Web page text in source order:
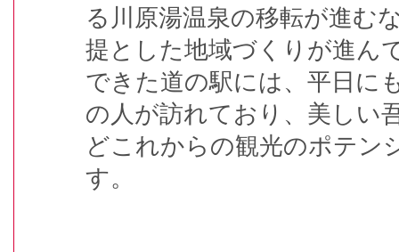
る川原湯温泉の移転が進む
提とした地域づくりが進ん
できた道の駅には、平日に
の人が訪れており、美しい
どこれからの観光のポテン
す。